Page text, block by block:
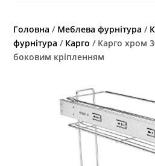
Головна / Меблева фурнітура /
фурнітура / Карго / Карго хром
боковим кріпленням